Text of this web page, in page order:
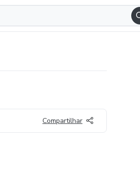
Compartilhar